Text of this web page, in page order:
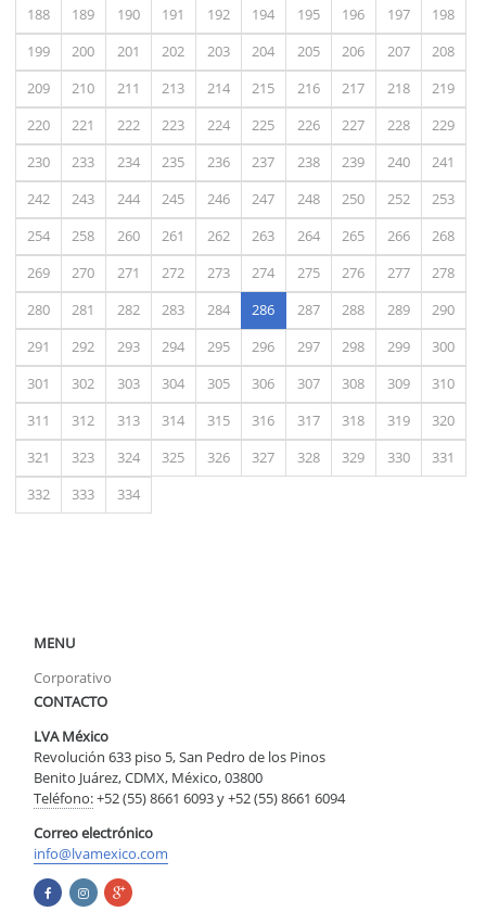
188
189 190 191 192 194 195 196 197
198
199
200 201 202 203 204 205 206 207
208
209
210 211 213 214 215 216 217 218
219
220
221 222 223 224 225 226 227 228
229
230
233 234 235 236 237 238 239 240
241
242
243 244 245 246 247 248 250 252
253
254
258 260 261 262 263 264 265 266
268
269
270 271 272 273 274 275 276 277
278
280
281 282 283 284 286(actual)
287 288 289
290
291
292 293 294 295 296 297 298 299
300
301
302 303 304 305 306 307 308 309
310
311
312 313 314 315 316 317 318 319
320
321
323 324 325 326 327 328 329 330
331
332
333 334
MENU
Corporativo
CONTACTO
LVA México
Revolución 633 piso 5, San Pedro de los Pinos
Benito Juárez, CDMX, México, 03800
Teléfono:+52 (55) 8661 6093 y +52 (55) 8661 6094
Correo electrónico
info@lvamexico.com